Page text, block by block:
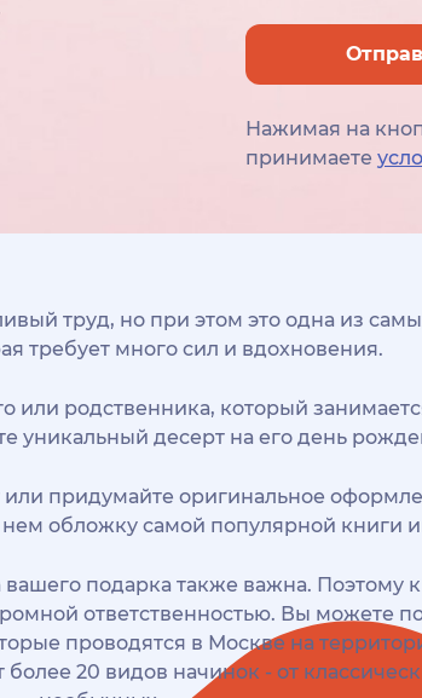
Нажимая на
принимаете
труд, но при этом это одна из
требует много сил и вдохновения.
или родственника, который
уникальный десерт на его день
придумайте оригинальное
обложку самой популярной книги
подарка также важна. Поэтому
ответственностью. Вы можете
проводятся в Москве на
20 видов начинок - от